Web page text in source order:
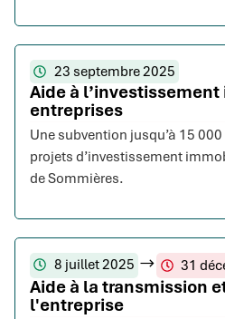
23 septembre 2025
Aide à
entreprises
Une subvention jusqu’à 15
projets d’investissement
de Sommières.
8 juillet 2025 31
Aide à la transmission
l'entreprise